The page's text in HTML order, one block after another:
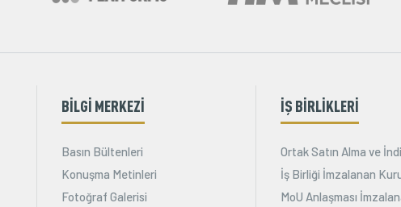
BİLGİ MERKEZİ
Basın Bültenleri
Konuşma Metinleri
Fotoğraf Galerisi
İŞ BİRLİKLERİ
Ortak Satın Alma ve
İş Birliği İmzalanan
MoU Anlaşması